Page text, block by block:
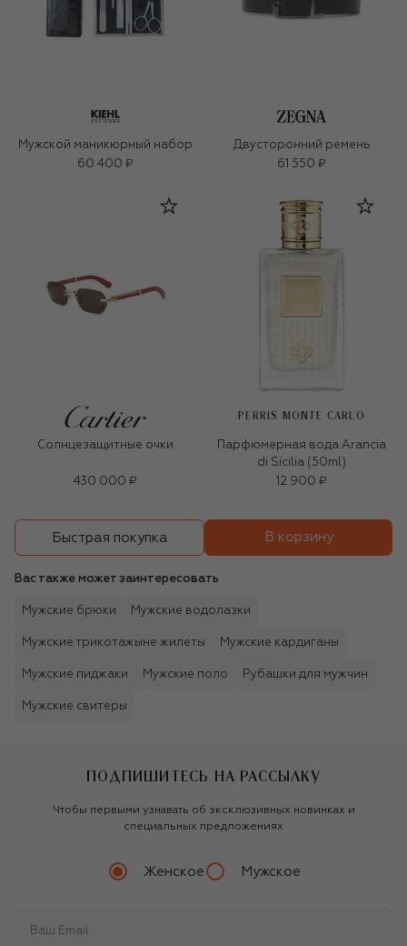
Мужской маникюрный набор
60 400 ₽
Двусторонний ремень
61 550 ₽
Солнцезащитные очки
430 000 ₽
PERRIS MONTE CARLO
Парфюмерная вода Arancia
di Sicilia (50ml)
12 900 ₽
Быстрая покупка В корзину
Вас также может заинтересовать
Мужские брюки Мужские водолазки
Мужские трикотажыне жилеты Мужские кардиганы
Мужские пиджаки Мужские поло Рубашки для мужчин
Мужские свитеры
ПОДПИШИТЕСЬ НА РАССЫЛКУ
Чтобы первыми узнавать об эксклюзивных новинках и
специальных предложениях
Женское Мужское